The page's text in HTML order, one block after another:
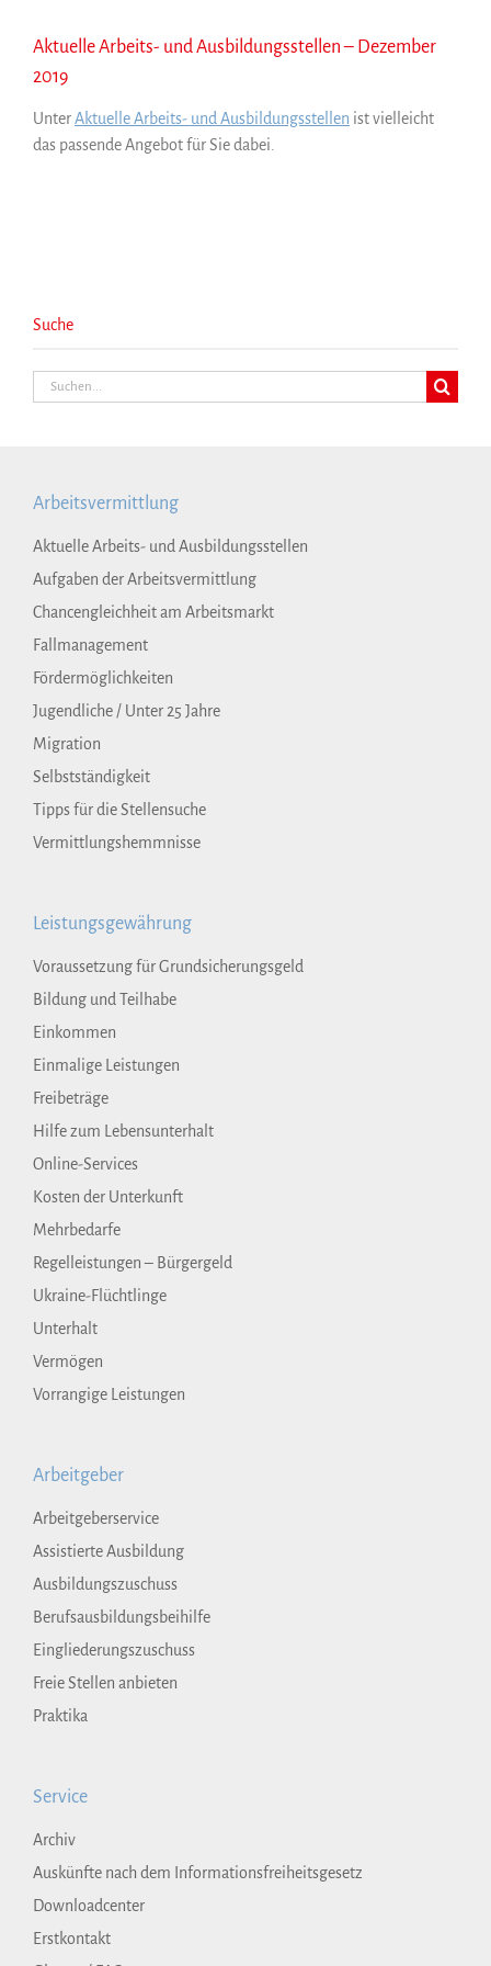
Aktuelle Arbeits- und Ausbildungsstellen – Dezember
2019
UnterAktuelle Arbeits- und Ausbildungsstellen ist vielleicht
das passende Angebot für Sie dabei.
Suche
Suche
Arbeitsvermittlung
Aktuelle Arbeits- und Ausbildungsstellen
Aufgaben der Arbeitsvermittlung
Chancengleichheit am Arbeitsmarkt
Fallmanagement
Fördermöglichkeiten
Jugendliche / Unter 25 Jahre
Migration
Selbstständigkeit
Tipps für die Stellensuche
Vermittlungshemmnisse
Leistungsgewährung
Voraussetzung für Grundsicherungsgeld
Bildung und Teilhabe
Einkommen
Einmalige Leistungen
Freibeträge
Hilfe zum Lebensunterhalt
Online-Services
Kosten der Unterkunft
Mehrbedarfe
Regelleistungen – Bürgergeld
Ukraine-Flüchtlinge
Unterhalt
Vermögen
Vorrangige Leistungen
Arbeitgeber
Arbeitgeberservice
Assistierte Ausbildung
Ausbildungszuschuss
Berufsausbildungsbeihilfe
Eingliederungszuschuss
Freie Stellen anbieten
Praktika
Service
Archiv
Auskünfte nach dem Informationsfreiheitsgesetz
Downloadcenter
Erstkontakt